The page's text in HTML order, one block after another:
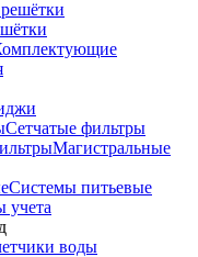
Сетчатые фильтры
Магистральные
Системы питьевые
учета
воды